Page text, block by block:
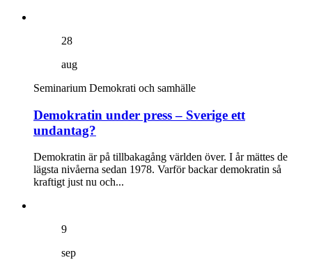
28
aug
Seminarium Demokrati och samhälle
Demokratin under press – Sverige ett
undantag?
Demokratin är på tillbakagång världen över. I år mättes de
lägsta nivåerna sedan 1978. Varför backar demokratin så
kraftigt just nu och...
9
sep